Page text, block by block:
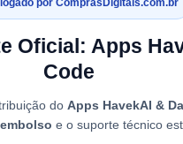
por ComprasDigitais.com.br
Oficial: Apps
Code
doApps HavekAI &
e o suporte técnico